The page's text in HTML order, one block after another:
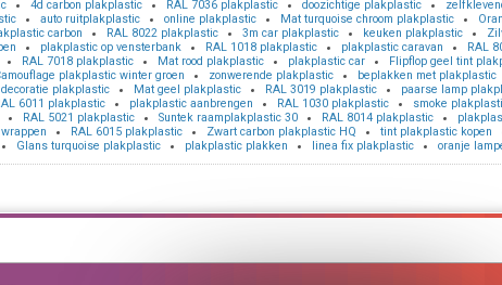
4d carbon plakplastic RAL 7036 plakplastic doozichtige plakplastic
auto ruitplakplastic online plakplastic Mat turquoise chroom plakplastic
carbon RAL 8022 plakplastic 3m car plakplastic keuken plakplastic
plakplastic op vensterbank RAL 1018 plakplastic plakplastic caravan RAL
RAL 7018 plakplastic Mat rood plakplastic plakplastic car Flipflop geel tint
plakplastic winter groen zonwerende plakplastic beplakken met plakplastic
decoratie plakplastic Mat geel plakplastic RAL 3019 plakplastic paarse lamp
6011 plakplastic plakplastic aanbrengen RAL 1030 plakplastic smoke
RAL 5021 plakplastic Suntek raamplakplastic 30 RAL 8014 plakplastic
RAL 6015 plakplastic Zwart carbon plakplastic HQ tint plakplastic kopen
Glans turquoise plakplastic plakplastic plakken linea fix plakplastic oranje